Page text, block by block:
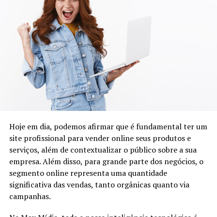
Determinada a transformar sua própria dor em
propósito, Juliana abandonou uma carreira de 25 anos
dentro de um salão de beleza e passou 14 anos como
Hoje em dia, podemos afirmar que é fundamental ter um
site profissional para vender online seus produtos e
serviços, além de contextualizar o público sobre a sua
empresa. Além disso, para grande parte dos negócios, o
segmento online representa uma quantidade
significativa das vendas, tanto orgânicas quanto via
campanhas.